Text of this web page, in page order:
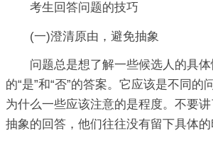
考生回答问题的技巧
(一)澄清原由，避免抽象
问题总是想了解一些候选人的具
的“是”和“否”的答案。它应该是不同的
为什么一些应该注意的是程度。不要
抽象的回答，他们往往没有留下具体的